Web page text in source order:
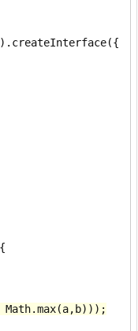
Math.max(a,b)));